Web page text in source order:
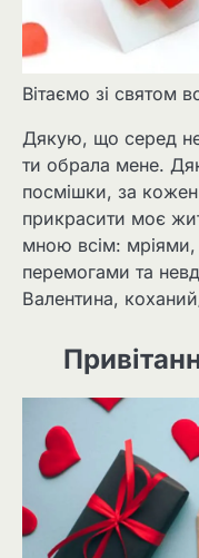
Вітаємо зі святом
Дякую, що серед
ти обрала мене.
посмішки, за
прикрасити моє
мною всім:
перемогами та
Валентина,